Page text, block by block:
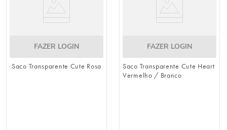
FAZER LOGIN
Saco Transparente Cute Rosa
FAZER LOGIN
Saco Transparente Cute Heart
Vermelho / Branco